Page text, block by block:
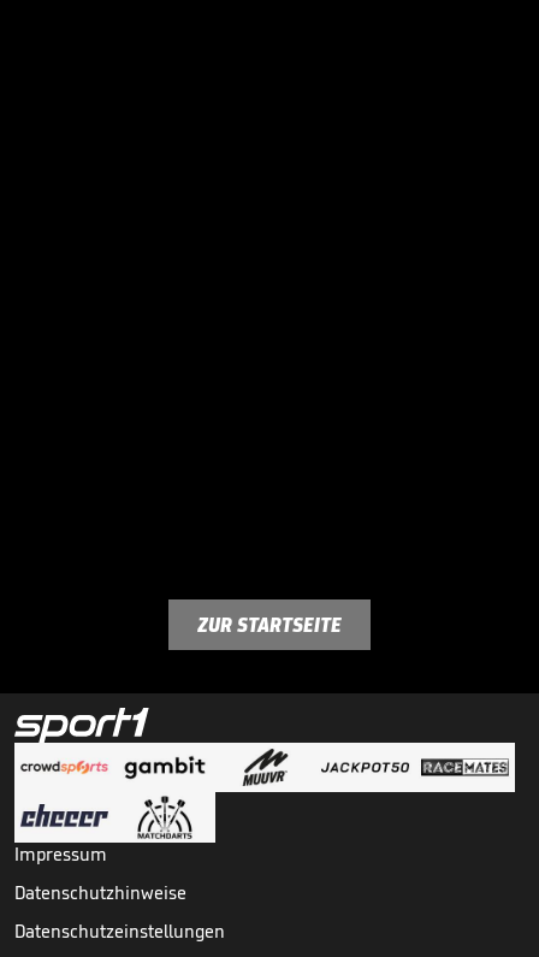
ZUR STARTSEITE
Impressum
Datenschutzhinweise
Datenschutzeinstellungen